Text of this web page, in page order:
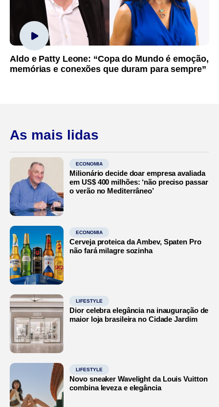
Aldo e Patty Leone: “Copa do Mundo é emoção,
memórias e conexões que duram para sempre”
As mais lidas
ECONOMIA
Milionário decide doar empresa avaliada
em US$ 400 milhões: ‘não preciso passar
o verão no Mediterrâneo’
ECONOMIA
Cerveja proteica da Ambev, Spaten Pro
não fará milagre sozinha
LIFESTYLE
Dior celebra elegância na inauguração de
maior loja brasileira no Cidade Jardim
LIFESTYLE
Novo sneaker Wavelight da Louis Vuitton
combina leveza e elegância